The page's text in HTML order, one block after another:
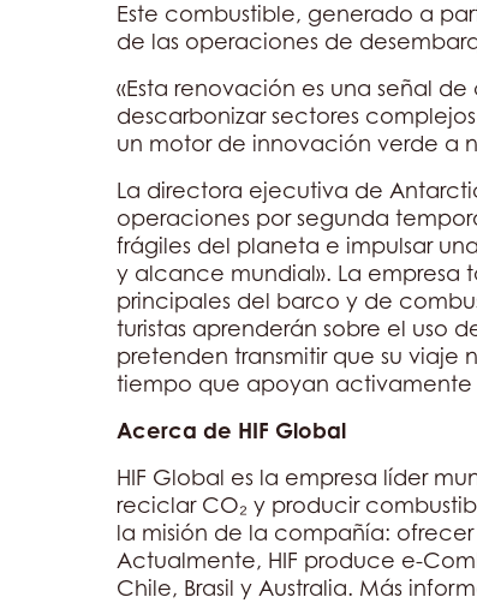
Este combustible, generado a
de las operaciones de
«Esta renovación es una señal
descarbonizar sectores
un motor de innovación verde a
La directora ejecutiva de
operaciones por segunda
frágiles del planeta e impulsar
y alcance mundial». La empresa
principales del barco y de
turistas aprenderán sobre el uso
pretenden transmitir que su viaje
tiempo que apoyan activamente
Acerca de HIF Global
HIF Global es la empresa líder
reciclar CO₂ y producir
la misión de la compañía:
Actualmente, HIF produce e-
Chile, Brasil y Australia. Más